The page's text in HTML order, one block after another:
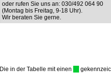
oder rufen Sie uns an: 030/492 064 90
(Montag bis Freitag, 9-18 Uhr).
Wir beraten Sie gerne.
Die in der Tabelle mit einen